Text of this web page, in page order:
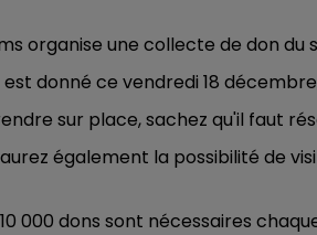
organise une collecte de don
donné ce vendredi 18 décembre,
sur place, sachez qu'il faut
également la possibilité de
000 dons sont nécessaires